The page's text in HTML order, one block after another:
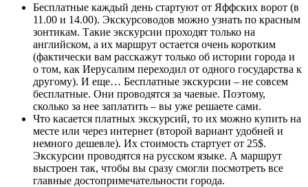
Бесплатные каждый день стартуют от Яффских ворот (в
11.00 и 14.00). Экскурсоводов можно узнать по красным
зонтикам. Такие экскурсии проходят только на
английском, а их маршрут остается очень коротким
(фактически вам расскажут только об истории города и
о том, как Иерусалим переходил от одного государства к
другому). И еще… Бесплатные экскурсии – не совсем
бесплатные. Они проводятся за чаевые. Поэтому,
сколько за нее заплатить – вы уже решаете сами.
Что касается платных экскурсий, то их можно купить на
месте или через интернет (второй вариант удобней и
немного дешевле). Их стоимость стартует от 25$.
Экскурсии проводятся на русском языке. А маршрут
выстроен так, чтобы вы сразу смогли посмотреть все
главные достопримечательности города.